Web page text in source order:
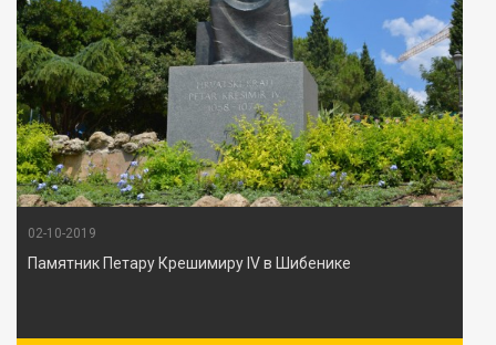
02-10-2019
Памятник Петару Крешимиру IV в Шибенике